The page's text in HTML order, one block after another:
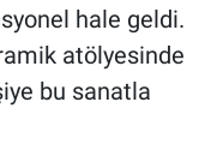
hale geldi.
atölyesinde
bu sanatla